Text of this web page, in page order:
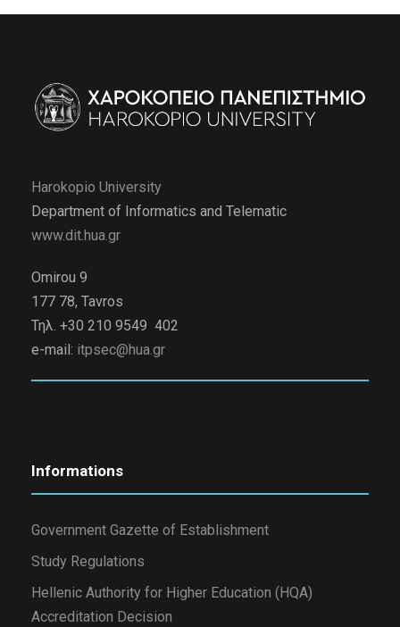
Harokopio University
Department of Informatics and Telematic
www.dit.hua.gr
Omirou 9
177 78, Tavros
Τηλ. +30 210 9549 402
e-mail: itpsec@hua.gr
Informations
Government Gazette of Establishment
Study Regulations
Hellenic Authority for Higher Education (HQA)
Accreditation Decision